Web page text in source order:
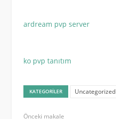
ardream pvp server
ko pvp tanıtım
KATEGORILER Uncategorized
Önceki makale